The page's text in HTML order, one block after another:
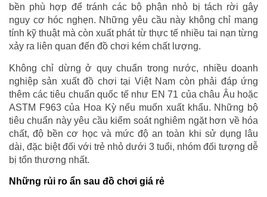
bền phù hợp để tránh các bộ phận nhỏ bị tách rời gây
nguy cơ hóc nghẹn. Những yêu cầu này không chỉ mang
tính kỹ thuật mà còn xuất phát từ thực tế nhiều tai nạn từng
xảy ra liên quan đến đồ chơi kém chất lượng.
Không chỉ dừng ở quy chuẩn trong nước, nhiều doanh
nghiệp sản xuất đồ chơi tại Việt Nam còn phải đáp ứng
thêm các tiêu chuẩn quốc tế như EN 71 của châu Âu hoặc
ASTM F963 của Hoa Kỳ nếu muốn xuất khẩu. Những bộ
tiêu chuẩn này yêu cầu kiểm soát nghiêm ngặt hơn về hóa
chất, độ bền cơ học và mức độ an toàn khi sử dụng lâu
dài, đặc biệt đối với trẻ nhỏ dưới 3 tuổi, nhóm đối tượng dễ
bị tổn thương nhất.
Những rủi ro ẩn sau đồ chơi giá rẻ